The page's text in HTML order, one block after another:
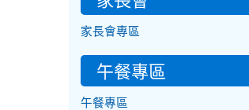
家長會專區
午餐專區
午餐專區